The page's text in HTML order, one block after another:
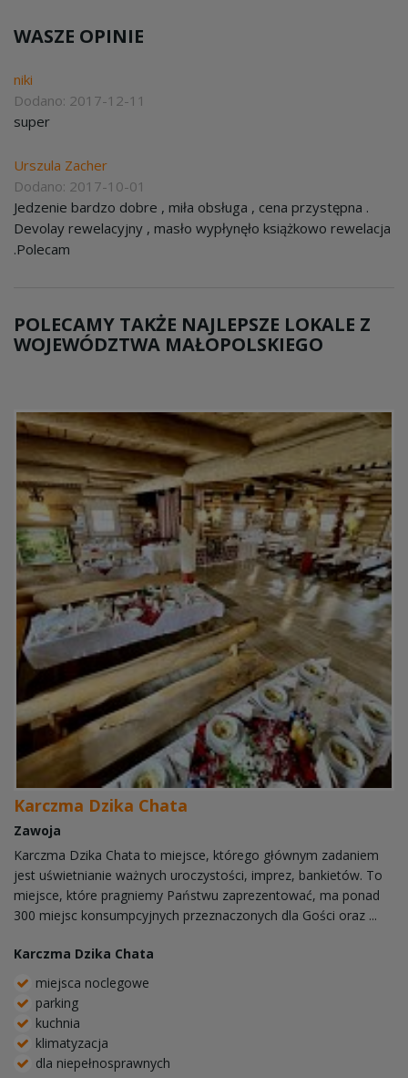
WASZE OPINIE
niki
Dodano: 2017-12-11
super
Urszula Zacher
Dodano: 2017-10-01
Jedzenie bardzo dobre , miła obsługa , cena przystępna .
Devolay rewelacyjny , masło wypłynęło książkowo rewelacja
.Polecam
POLECAMY TAKŻE NAJLEPSZE LOKALE Z
WOJEWÓDZTWA MAŁOPOLSKIEGO
Karczma Dzika Chata
Zawoja
Karczma Dzika Chata to miejsce, którego głównym zadaniem
jest uświetnianie ważnych uroczystości, imprez, bankietów. To
miejsce, które pragniemy Państwu zaprezentować, ma ponad
300 miejsc konsumpcyjnych przeznaczonych dla Gości oraz ...
Karczma Dzika Chata
miejsca noclegowe
parking
kuchnia
klimatyzacja
dla niepełnosprawnych